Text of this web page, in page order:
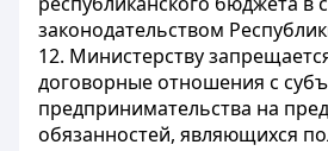
законодательством
12. Министерству
договорные отношения с
предпринимательства на
обязанностей, являющихся